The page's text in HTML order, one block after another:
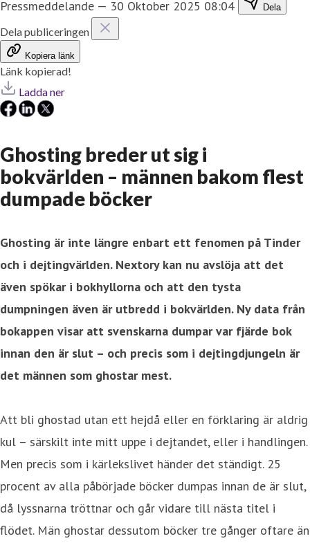
Pressmeddelande — 30 Oktober 2025 08:04 Dela
Dela publiceringen
Kopiera länk
Länk kopierad!
Ladda ner
Ghosting breder ut sig i
bokvärlden – männen bakom flest
dumpade böcker
Ghosting är inte längre enbart ett fenomen på Tinder
och i dejtingvärlden. Nextory kan nu avslöja att det
även spökar i bokhyllorna och att den tysta
dumpningen även är utbredd i bokvärlden. Ny data från
bokappen visar att svenskarna dumpar var fjärde bok
innan den är slut – och precis som i dejtingdjungeln är
det männen som ghostar mest.
Att bli ghostad utan ett hejdå eller en förklaring är aldrig
kul – särskilt inte mitt uppe i dejtandet, eller i handlingen.
Men precis som i kärlekslivet händer det ständigt. 25
procent av alla påbörjade böcker dumpas innan de är slut,
då lyssnarna tröttnar och går vidare till nästa titel i
flödet. Män ghostar dessutom böcker tre gånger oftare än